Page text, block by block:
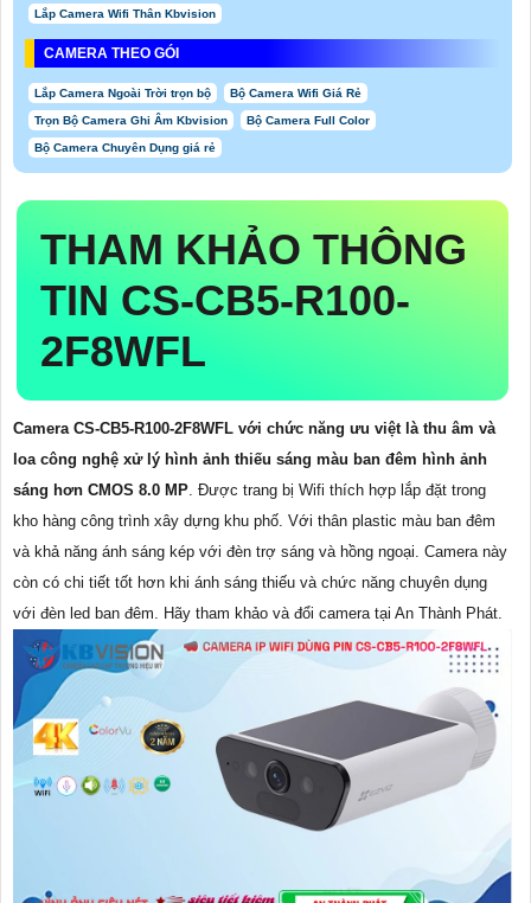
Lắp Camera Wifi Thân Kbvision
CAMERA THEO GÓI
Lắp Camera Ngoài Trời trọn bộ Bộ Camera Wifi Giá Rẻ
Trọn Bộ Camera Ghi Âm Kbvision Bộ Camera Full Color
Bộ Camera Chuyên Dụng giá rẻ
THAM KHẢO THÔNG
TIN CS-CB5-R100-
2F8WFL
Camera CS-CB5-R100-2F8WFL với chức năng ưu việt là thu âm và
loa công nghệ xử lý hình ảnh thiếu sáng màu ban đêm hình ảnh
sáng hơn CMOS 8.0 MP. Được trang bị Wifi thích hợp lắp đặt trong
kho hàng công trình xây dựng khu phố. Với thân plastic màu ban đêm
và khả năng ánh sáng kép với đèn trợ sáng và hồng ngoại. Camera này
còn có chi tiết tốt hơn khi ánh sáng thiếu và chức năng chuyên dụng
với đèn led ban đêm. Hãy tham khảo và đổi camera tại An Thành Phát.